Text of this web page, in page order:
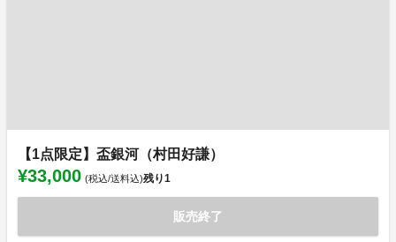
【1点限定】盃銀河（村田好謙）
¥33,000 (税込/送料込)残り1
販売終了